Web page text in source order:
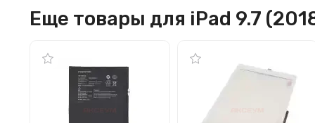
Еще товары для iPad 9.7